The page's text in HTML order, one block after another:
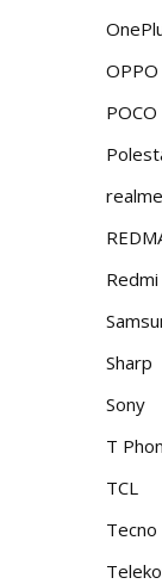
OPPO
POCO
realme
Redmi
Sharp
Sony
T
TCL
Tecno